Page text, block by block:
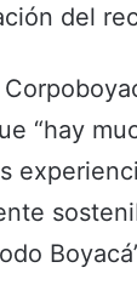
del
“hay